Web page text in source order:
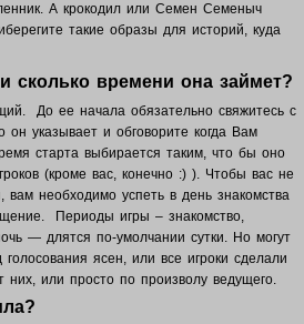
А крокодил или Семен Семеныч
такие образы для историй, куда
и сколько времени она займет?
До ее начала обязательно свяжитесь с
он указывает и обговорите когда Вам
старта выбирается таким, что бы оно
(кроме вас, конечно :) ). Чтобы вас не
необходимо успеть в день знакомства
Периоды игры – знакомство,
— длятся по-умолчании сутки. Но могут
ясен, или все игроки сделали
них, или просто по произволу ведущего.